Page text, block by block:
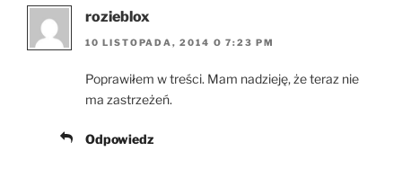
rozieblox
10 LISTOPADA, 2014 O 7:23 PM
Poprawiłem w treści. Mam nadzieję, że teraz nie
ma zastrzeżeń.
Odpowiedz